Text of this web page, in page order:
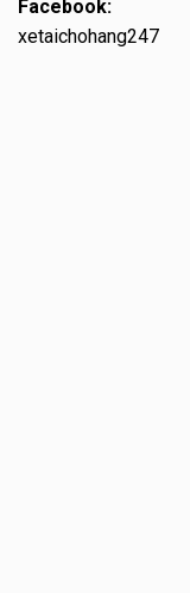
Facebook:
xetaichohang247